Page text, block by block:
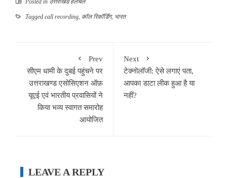
Tagged call recording कॉल रिकॉर्डिंग, भारत
Prev
सीएम धामी के दुबई पहुंचने पर
उत्तराखण्ड एसोसिएशन ऑफ़
यूएई एवं भारतीय प्रवासियों ने
किया भव्य स्वागत समारोह
आयोजित
Next
टेक्नोलॉजी: ऐसे लगाएं पता,
आपका डाटा लीक हुआ है या
नहीं?
LEAVE A REPLY